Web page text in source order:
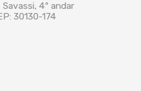
4º andar
30130-174